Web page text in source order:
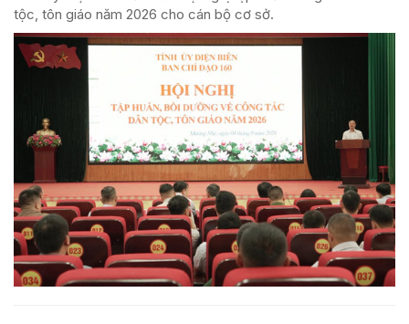
tộc, tôn giáo năm 2026 cho cán bộ cơ sở.